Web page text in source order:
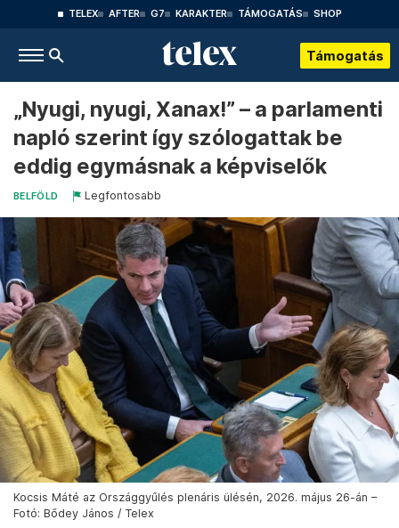
TELEX AFTER G7 KARAKTER TÁMOGATÁS SHOP
Támogatás
„Nyugi, nyugi, Xanax!” – a parlamenti
napló szerint így szólogattak be
eddig egymásnak a képviselők
BELFÖLD Legfontosabb
Kocsis Máté az Országgyűlés plenáris ülésén, 2026. május 26-án –
Fotó: Bődey János / Telex